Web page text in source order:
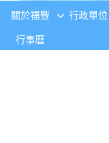
關於福豐 行政單位
行事曆